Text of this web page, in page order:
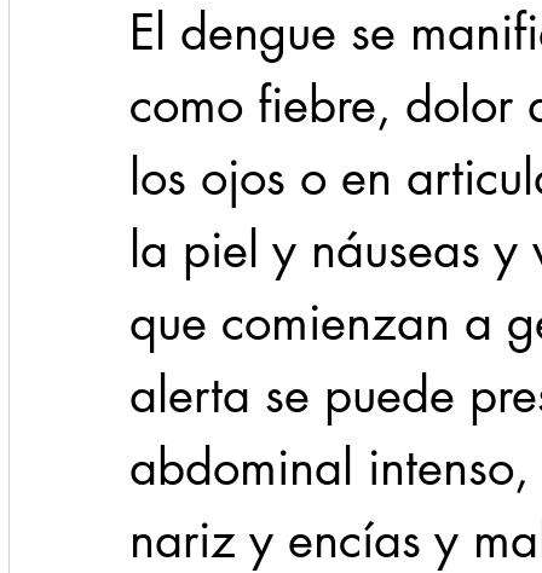
El dengue se
como fiebre,
los ojos o en
la piel y náuseas
que comienzan a
alerta se puede
abdominal
nariz y encías y